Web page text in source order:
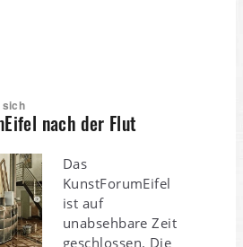
sich
nach der Flut
Das
KunstForumEifel
ist auf
unabsehbare Zeit
geschlossen. Die